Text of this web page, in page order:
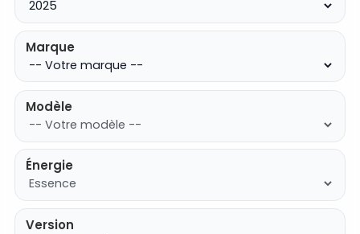
Marque
Modèle
Énergie
Version